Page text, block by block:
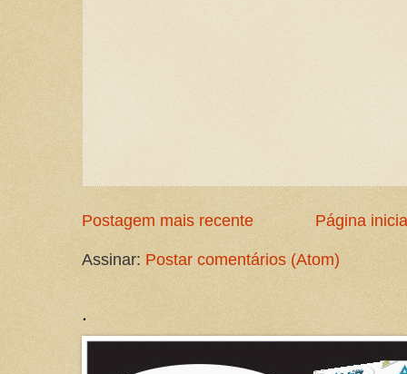
Postagem mais recente Página
Assinar: Postar comentários (Atom)
.